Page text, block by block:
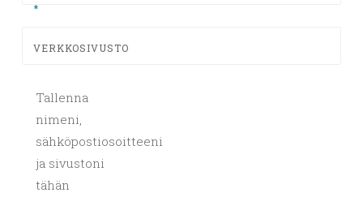
*
VERKKOSIVUSTO
Tallenna
nimeni,
sähköpostiosoitteeni
ja sivustoni
tähän